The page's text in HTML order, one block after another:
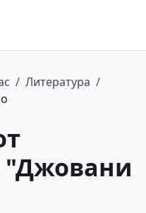
/ Литература /
"Джовани